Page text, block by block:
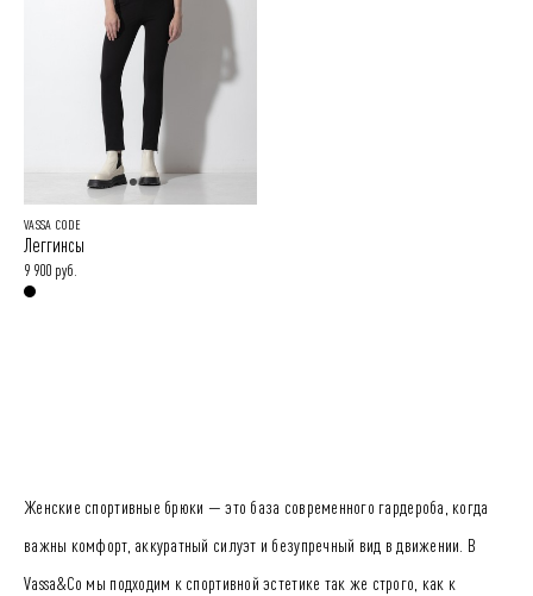
VASSA CODE
Леггинсы
9 900 руб.
Женские спортивные брюки — это база современного гардероба, когда
важны комфорт, аккуратный силуэт и безупречный вид в движении. В
Vassa&Co мы подходим к спортивной эстетике так же строго, как к